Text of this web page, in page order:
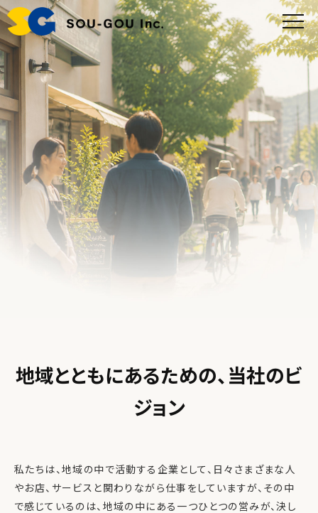
地域とともにあるための、当社のビ
ジョン
私たちは、地域の中で活動する企業として、日々さまざまな人
やお店、サービスと関わりながら仕事をしていますが、その中
で感じているのは、地域の中にある一つひとつの営みが、決し